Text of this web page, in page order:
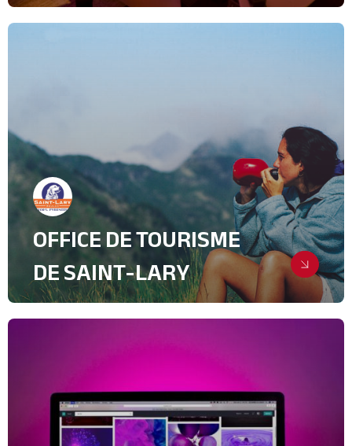
OFFICE DE TOURISME
DE SAINT-LARY
Voyages de presse & Road show